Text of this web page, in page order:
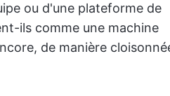
ou d'une plateforme de
ils comme une machine
de manière